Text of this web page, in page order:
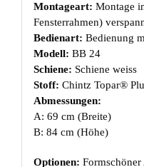
Montageart: Montage
Fensterrahmen)
Bedienart: Bedienung
Modell: BB 24
Schiene: Schiene weiss
Stoff: Chintz Topar®
Abmessungen:
A: 69 cm (Breite)
B: 84 cm (Höhe)
Optionen: